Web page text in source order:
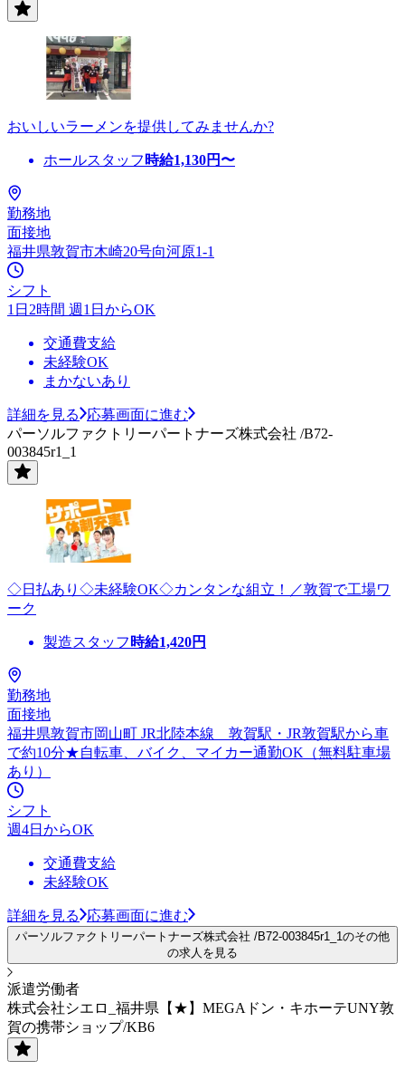
おいしいラーメンを提供してみませんか?
ホールスタッフ 時給1,130円〜
勤務地
面接地
福井県敦賀市木崎20号向河原1-1
シフト
1日2時間 週1日からOK
交通費支給
未経験OK
まかないあり
詳細を見る
応募画面に進む
パーソルファクトリーパートナーズ株式会社 /B72-
003845r1_1
◇日払あり◇未経験OK◇カンタンな組立！／敦賀で工場ワ
ーク
製造スタッフ 時給1,420円
勤務地
面接地
福井県敦賀市岡山町 JR北陸本線 敦賀駅・JR敦賀駅から車
で約10分★自転車、バイク、マイカー通勤OK（無料駐車場
あり）
シフト
週4日からOK
交通費支給
未経験OK
詳細を見る 応募画面に進む
パーソルファクトリーパートナーズ株式会社 /B72-003845r1_1のその他
の求人を見る
派遣労働者
株式会社シエロ_福井県【★】MEGAドン・キホーテUNY敦
賀の携帯ショップ/KB6